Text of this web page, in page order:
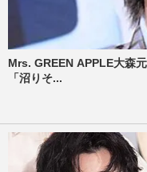
Mrs. GREEN APPLE大森
「沼りそ...